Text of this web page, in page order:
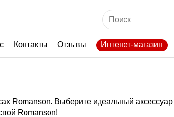
Контакты Отзывы Интенет-магазин
Romanson. Выберите идеальный
Romanson!